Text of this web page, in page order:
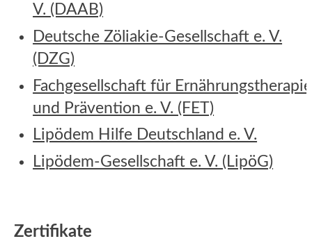
V. (DAAB)
Deutsche Zöliakie-Gesellschaft e. V.
(DZG)
Fachgesellschaft für Ernährungstherapie
und Prävention e. V. (FET)
Lipödem Hilfe Deutschland e. V.
Lipödem-Gesellschaft e. V. (LipöG)
Zertifikate